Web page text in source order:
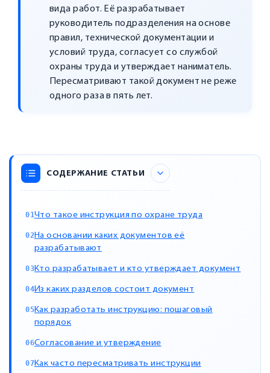
вида работ. Её разрабатывает
руководитель подразделения на основе
правил, технической документации и
условий труда, согласует со службой
охраны труда и утверждает наниматель.
Пересматривают такой документ не реже
одного раза в пять лет.
СОДЕРЖАНИЕ СТАТЬИ
Что такое инструкция по охране труда
На основании каких документов её
разрабатывают
Кто разрабатывает и кто утверждает документ
Из каких разделов состоит документ
Как разработать инструкцию: пошаговый
порядок
Согласование и утверждение
Как часто пересматривать инструкции